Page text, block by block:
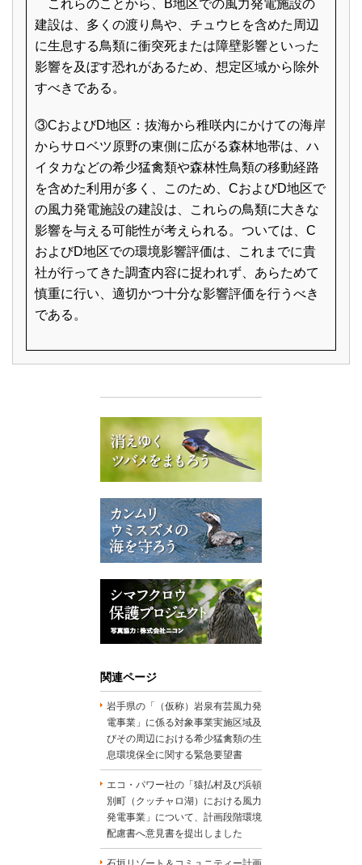
これらのことから、B地区での風力発電施設の
建設は、多くの渡り鳥や、チュウヒを含めた周辺
に生息する鳥類に衝突死または障壁影響といった
影響を及ぼす恐れがあるため、想定区域から除外
すべきである。
③CおよびD地区：抜海から稚咲内にかけての海岸
からサロベツ原野の東側に広がる森林地帯は、ハ
イタカなどの希少猛禽類や森林性鳥類の移動経路
を含めた利用が多く、このため、CおよびD地区で
の風力発電施設の建設は、これらの鳥類に大きな
影響を与える可能性が考えられる。ついては、C
およびD地区での環境影響評価は、これまでに貴
社が行ってきた調査内容に捉われず、あらためて
慎重に行い、適切かつ十分な影響評価を行うべき
である。
関連ページ
岩手県の「（仮称）岩泉有芸風力発
電事業」に係る対象事業実施区域及
びその周辺における希少猛禽類の生
息環境保全に関する緊急要望書
エコ・パワー社の「猿払村及び浜頓
別町（クッチャロ湖）における風力
発電事業」について、計画段階環境
配慮書へ意見書を提出しました